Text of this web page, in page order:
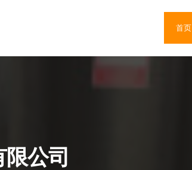
首页
公司